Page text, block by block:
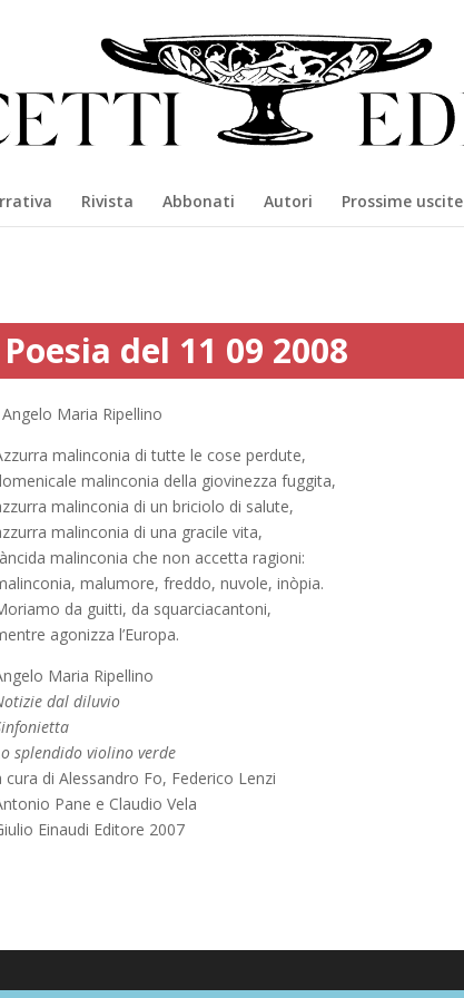
Rivista Abbonati Autori Prossime uscite
Poesia del 11 09 2008
Angelo Maria Ripellino
malinconia di tutte le cose perdute,
malinconia della giovinezza fuggita,
malinconia di un briciolo di salute,
malinconia di una gracile vita,
malinconia che non accetta ragioni:
malumore, freddo, nuvole, inòpia.
da guitti, da squarciacantoni,
agonizza l’Europa.
Maria Ripellino
dal diluvio
splendido violino verde
cura di Alessandro Fo, Federico Lenzi
Pane e Claudio Vela
Einaudi Editore 2007